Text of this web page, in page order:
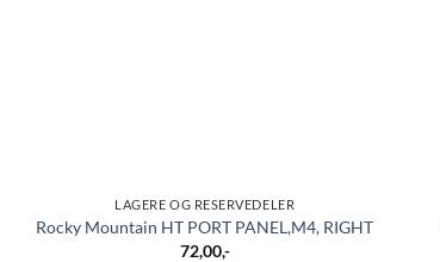
LAGERE OG RESERVEDELER
Rocky Mountain HT PORT PANEL,M4, RIGHT
72,00,-